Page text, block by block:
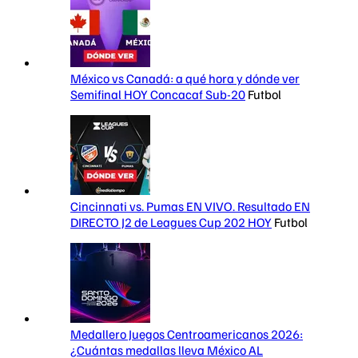
México vs Canadá: a qué hora y dónde ver
Semifinal HOY Concacaf Sub-20 Futbol
Cincinnati vs. Pumas EN VIVO. Resultado EN
DIRECTO J2 de Leagues Cup 202 HOY Futbol
Medallero Juegos Centroamericanos 2026:
¿Cuántas medallas lleva México AL